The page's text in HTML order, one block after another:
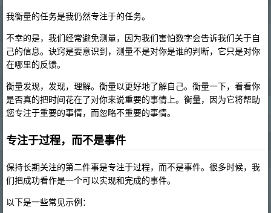
我衡量的任务是我仍然专注于的任务。
不幸的是，我们经常避免测量，因为我们害怕数字会告诉我们关于自
己的信息。诀窍是要意识到，测量不是对你是谁的判断，它只是对你
在哪里的反馈。
衡量发现，发现，理解。衡量以更好地了解自己。衡量一下，看看你
是否真的把时间花在了对你来说重要的事情上。衡量，因为它将帮助
您专注于重要的事情，而忽略不重要的事情。
专注于过程，而不是事件
保持长期关注的第二件事是专注于过程，而不是事件。很多时候，我
们把成功看作是一个可以实现和完成的事件。
以下是一些常见示例：